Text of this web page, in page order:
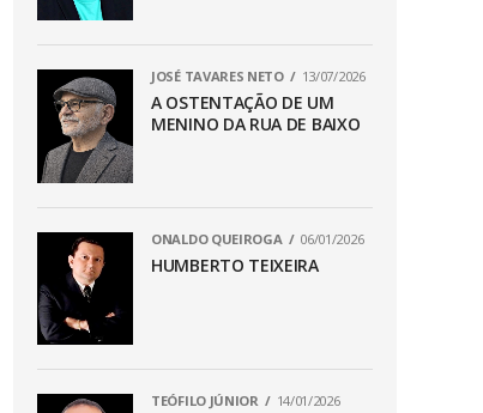
JOSÉ TAVARES NETO 13/07/2026
A OSTENTAÇÃO DE UM
MENINO DA RUA DE BAIXO
ONALDO QUEIROGA 06/01/2026
HUMBERTO TEIXEIRA
TEÓFILO JÚNIOR 14/01/2026